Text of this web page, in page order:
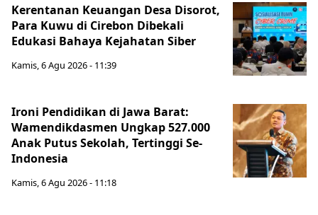
Kerentanan Keuangan Desa Disorot,
Para Kuwu di Cirebon Dibekali
Edukasi Bahaya Kejahatan Siber
Kamis, 6 Agu 2026 - 11:39
Ironi Pendidikan di Jawa Barat:
Wamendikdasmen Ungkap 527.000
Anak Putus Sekolah, Tertinggi Se-
Indonesia
Kamis, 6 Agu 2026 - 11:18